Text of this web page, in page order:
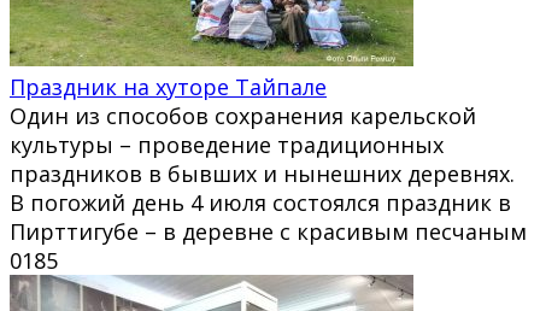
Праздник на хуторе Тайпале
Один из способов сохранения карельской
культуры – проведение традиционных
праздников в бывших и нынешних деревнях.
В погожий день 4 июля состоялся праздник в
Пирттигубе – в деревне с красивым песчаным
0185